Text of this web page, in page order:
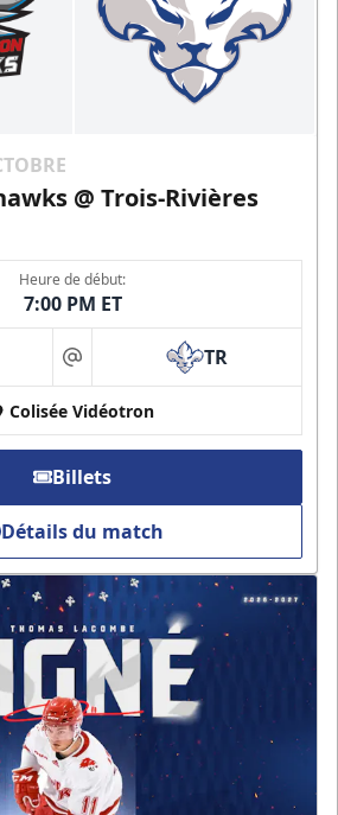
@ Trois-Rivières
Heure de début:
7:00 PM ET
at TR
Colisée Vidéotron
Billets
Détails du match